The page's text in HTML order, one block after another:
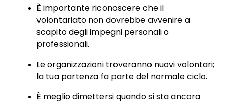
È importante riconoscere che il
volontariato non dovrebbe avvenire a
scapito degli impegni personali o
professionali.
Le organizzazioni troveranno nuovi volontari;
la tua partenza fa parte del normale ciclo.
È meglio dimettersi quando si sta ancora